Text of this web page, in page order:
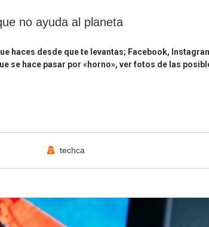
no ayuda al planeta
haces desde que te levantas; Facebook,
se hace pasar por «horno», ver fotos de las
techca